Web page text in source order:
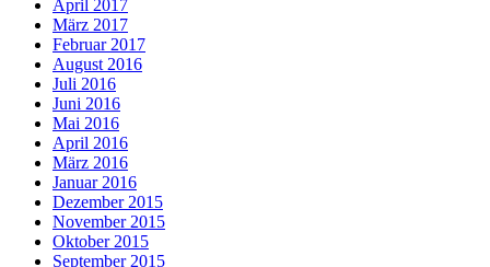
April 2017
März 2017
Februar 2017
August 2016
Juli 2016
Juni 2016
Mai 2016
April 2016
März 2016
Januar 2016
Dezember 2015
November 2015
Oktober 2015
September 2015